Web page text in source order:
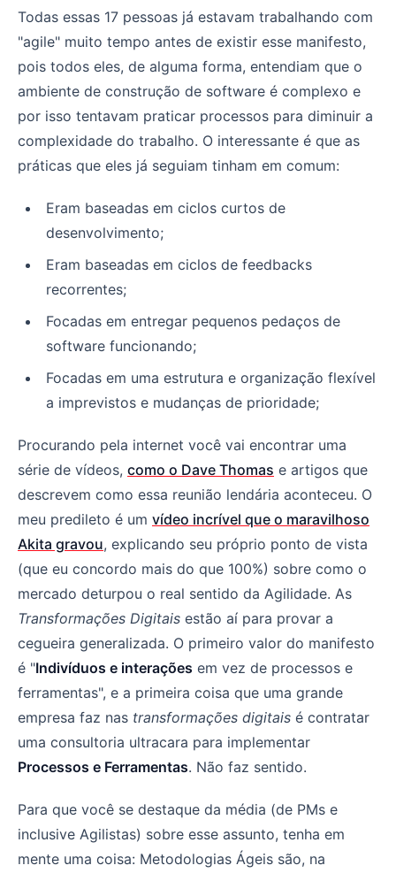
Todas essas 17 pessoas já estavam trabalhando com
"agile" muito tempo antes de existir esse manifesto,
pois todos eles, de alguma forma, entendiam que o
ambiente de construção de software é complexo e
por isso tentavam praticar processos para diminuir a
complexidade do trabalho. O interessante é que as
práticas que eles já seguiam tinham em comum:
Eram baseadas em ciclos curtos de
desenvolvimento;
Eram baseadas em ciclos de feedbacks
recorrentes;
Focadas em entregar pequenos pedaços de
software funcionando;
Focadas em uma estrutura e organização flexível
a imprevistos e mudanças de prioridade;
Procurando pela internet você vai encontrar uma
série de vídeos, como o Dave Thomas e artigos que
descrevem como essa reunião lendária aconteceu. O
meu predileto é um vídeo incrível que o maravilhoso
Akita gravou, explicando seu próprio ponto de vista
(que eu concordo mais do que 100%) sobre como o
mercado deturpou o real sentido da Agilidade. As
Transformações Digitais estão aí para provar a
cegueira generalizada. O primeiro valor do manifesto
é "Indivíduos e interações em vez de processos e
ferramentas", e a primeira coisa que uma grande
empresa faz nas transformações digitais é contratar
uma consultoria ultracara para implementar
Processos e Ferramentas. Não faz sentido.
Para que você se destaque da média (de PMs e
inclusive Agilistas) sobre esse assunto, tenha em
mente uma coisa: Metodologias Ágeis são, na